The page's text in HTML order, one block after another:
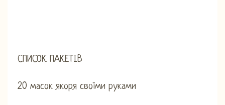
СПИСОК ПАКЕТІВ
20 масок якоря своїми руками